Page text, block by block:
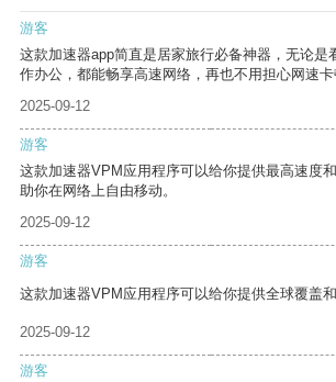
游客
这款加速器app简直是居家旅行必备神器，无论是
作办公，都能畅享高速网络，再也不用担心网速卡
2025-09-12
游客
这款加速器VPM应用程序可以给你提供最高速度
助你在网络上自由移动。
2025-09-12
游客
这款加速器VPM应用程序可以给你提供全球覆盖
2025-09-12
游客